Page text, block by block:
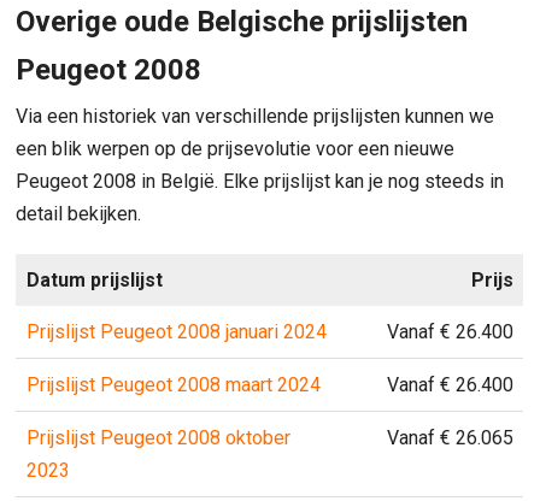
Overige oude Belgische prijslijsten
Peugeot 2008
Via een historiek van verschillende prijslijsten kunnen we
een blik werpen op de prijsevolutie voor een nieuwe
Peugeot 2008 in België. Elke prijslijst kan je nog steeds in
detail bekijken.
Datum prijslijst Prijs
Prijslijst Peugeot 2008 januari 2024 Vanaf € 26.400
Prijslijst Peugeot 2008 maart 2024 Vanaf € 26.400
Prijslijst Peugeot 2008 oktober
2023
Vanaf € 26.065